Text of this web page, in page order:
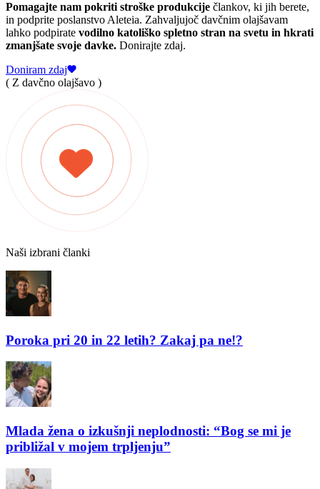
Pomagajte nam pokriti stroške produkcije člankov, ki jih berete,
in podprite poslanstvo Aleteia. Zahvaljujoč davčnim olajšavam
lahko podpirate vodilno katoliško spletno stran na svetu in hkrati
zmanjšate svoje davke. Donirajte zdaj.
Doniram zdaj
( Z davčno olajšavo )
Naši izbrani članki
Poroka pri 20 in 22 letih? Zakaj pa ne!?
Mlada žena o izkušnji neplodnosti: “Bog se mi je
približal v mojem trpljenju”